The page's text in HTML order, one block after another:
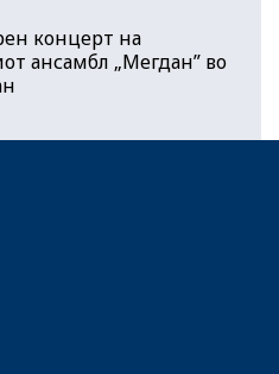
концерт на
ансамбл „Мегдан” во